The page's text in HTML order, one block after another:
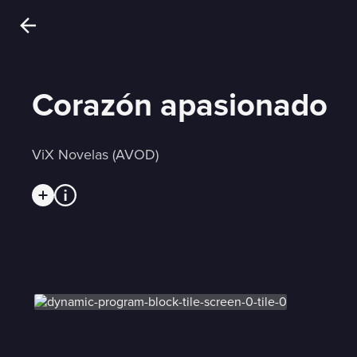
Corazón apasionado
ViX Novelas (AVOD)